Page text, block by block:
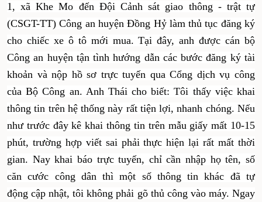
1, xã Khe Mo đến Đội Cảnh sát giao thông - trật tự
(CSGT-TT) Công an huyện Đồng Hỷ làm thủ tục đăng ký
cho chiếc xe ô tô mới mua. Tại đây, anh được cán bộ
Công an huyện tận tình hướng dẫn các bước đăng ký tài
khoản và nộp hồ sơ trực tuyến qua Cổng dịch vụ công
của Bộ Công an. Anh Thái cho biết: Tôi thấy việc khai
thông tin trên hệ thống này rất tiện lợi, nhanh chóng. Nếu
như trước đây kê khai thông tin trên mẫu giấy mất 10-15
phút, trường hợp viết sai phải thực hiện lại rất mất thời
gian. Nay khai báo trực tuyến, chỉ cần nhập họ tên, số
căn cước công dân thì một số thông tin khác đã tự
động cập nhật, tôi không phải gõ thủ công vào máy. Ngay